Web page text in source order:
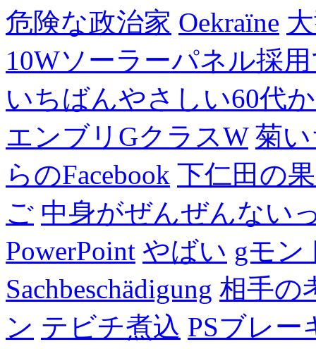
危険な政治家 Oekraïne
10Wソーラーパネル採
いちばんやさしい60代
エンブリGクラスW 菊
らのFacebook 下仁田の
ご 中身がぜんぜんない
PowerPoint やばい gモン
Sachbeschädigung 相手の
ン テビチ煮込 PSブレー